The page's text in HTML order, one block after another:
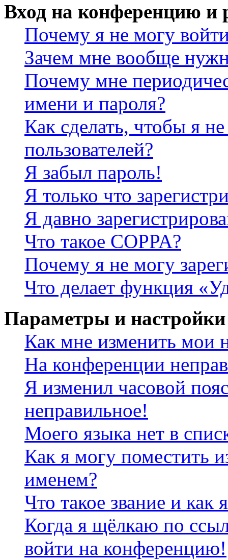
Вход на конференцию и
Почему я не могу
Зачем мне вообще
Почему мне
имени и пароля?
Как сделать, чтобы я
пользователей?
Я забыл пароль!
Я только что
Я давно
Что такое COPPA?
Почему я не могу
Что делает функция
Параметры и настройки
Как мне изменить мои
На конференции
Я изменил часовой
неправильное!
Моего языка нет в
Как я могу поместить
именем?
Что такое звание и как
Когда я щёлкаю по
войти на конференцию!